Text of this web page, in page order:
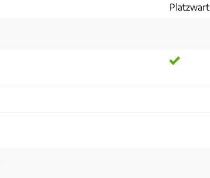
Platzwart